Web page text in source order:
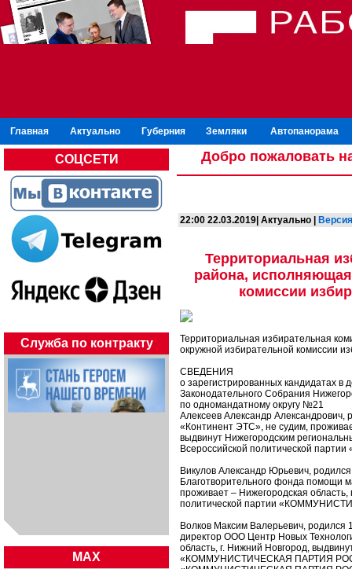
Главная Актуально Губерния Земляки Автопанорама
СОЦСЕТИ
Служба по контракту
MAX
Добро пожаловать
22:00 22.03.2019| Актуально |
Территориальная
района,
комиссии
Территориальная избирательная
окружной избирательной комиссии
СВЕДЕНИЯ
о зарегистрированных кандидатах в
Законодательного Собрания
по одномандатному округу №21
Алексеев Александр
«Континент ЭТС», не судим,
выдвинут Нижегородским
Всероссийской политической
Викулов Александр Юрьевич,
Благотворительного фонда помощи
проживает – Нижегородская
политической партии
Волков Максим Валерьевич,
директор ООО Центр Новых
область, г. Нижний Новгород,
«КОММУНИСТИЧЕСКАЯ ПАРТИЯ